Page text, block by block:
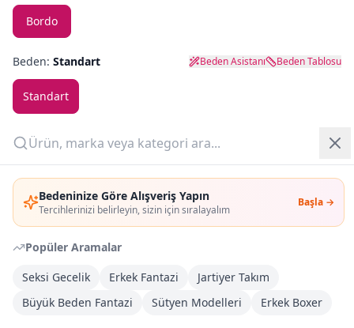
Bedeninize Göre Alışveriş Yapın
Tercihlerinizi belirleyin, sizin için sıralayalım
Başla →
Popüler Aramalar
Seksi Gecelik
Erkek Fantazi
Jartiyer Takım
Büyük Beden Fantazi
Sütyen Modelleri Erkek Boxer
Yazlık Pijama
Kampanyalar
Yeni Gelenler
OUTLET
Giriş Yap
Üye Ol
Bordo
Beden: Standart Beden Asistanı Beden Tablosu
Standart
Adet:
Sepete Ekle
Kargoya Teslim
Yarın kargoda